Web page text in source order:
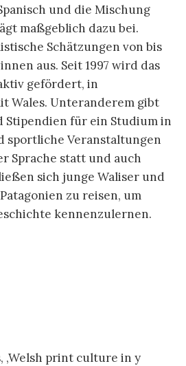
und die Mischung
maßgeblich dazu bei.
Schätzungen von bis
aus. Seit 1997 wird das
gefördert, in
Wales. Unteranderem gibt
Stipendien für ein Studium in
sportliche Veranstaltungen
Sprache statt und auch
sich junge Waliser und
zu reisen, um
kennenzulernen.
‚Welsh print culture in y